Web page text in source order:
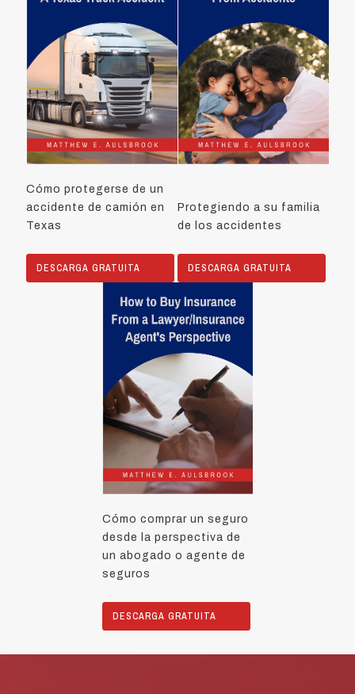
Cómo protegerse de un
accidente de camión en
Texas
DESCARGA GRATUITA
Protegiendo a su familia
de los accidentes
DESCARGA GRATUITA
Cómo comprar un seguro
desde la perspectiva de
un abogado o agente de
seguros
DESCARGA GRATUITA